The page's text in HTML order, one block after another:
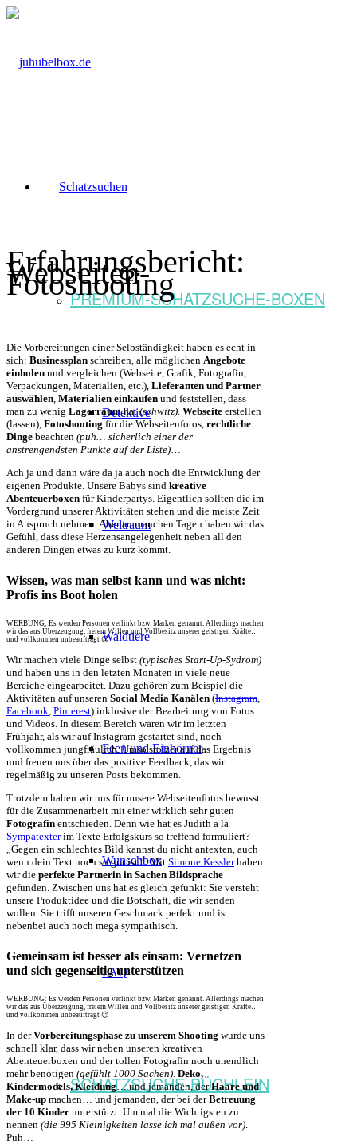
Schatzsuchen
PREMIUM-SCHATZSUCHE-BOXEN
Detektive
Weltraum
Waldtiere
Feen und Einhörner
Wunschbox
FAQ
SCHATZSUCHE-BÜCHLEIN
Erfahrungsbericht:
Webseiten-
Fotoshooting
Die Vorbereitungen einer Selbständigkeit haben es echt in
sich: Businessplan schreiben, alle möglichen Angebote
einholen und vergleichen (Webseite, Grafik, Fotografin,
Verpackungen, Materialien, etc.), Lieferanten und Partner
auswählen, Materialien einkaufen und feststellen, dass
man zu wenig Lagerraumhat(schwitz). Webseite erstellen
(lassen), Fotoshooting für die Webseitenfotos, rechtliche
Dinge beachten (puh… sicherlich einer der
anstrengendsten Punkte auf der Liste)…
Ach ja und dann wäre da ja auch noch die Entwicklung der
eigenen Produkte. Unsere Babys sind kreative
Abenteuerboxen für Kinderpartys. Eigentlich sollten die im
Vordergrund unserer Aktivitäten stehen und die meiste Zeit
in Anspruch nehmen. Aber an manchen Tagen haben wir das
Gefühl, dass diese Herzensangelegenheit neben all den
anderen Dingen etwas zu kurz kommt.
Wissen, was man selbst kann und was nicht:
Profis ins Boot holen
WERBUNG: Es werden Personen verlinkt bzw. Marken genannt. Allerdings machen
wir das aus Überzeugung, freiem Willen und Vollbesitz unserer geistigen Kräfte…
und vollkommen unbeauftragt 😉
Wir machen viele Dinge selbst (typisches Start-Up-Sydrom)
und haben uns in den letzten Monaten in viele neue
Bereiche eingearbeitet. Dazu gehören zum Beispiel die
Aktivitäten auf unseren Social Media Kanälen (Instagram
Facebook Pinterest) inklusive der Bearbeitung von Fotos
und Videos. In diesem Bereich waren wir im letzten
Frühjahr, als wir auf Instagram gestartet sind, noch
vollkommen jungfräulich. Umso stolzer auf das Ergebnis
und freuen uns über das positive Feedback, das wir
regelmäßig zu unseren Posts bekommen.
Trotzdem haben wir uns für unsere Webseitenfotos bewusst
für die Zusammenarbeit mit einer wirklich sehr guten
Fotografin entschieden. Denn wie hat es Judith a la
Sympatexterim Texte Erfolgskurs so treffend formuliert?
„Gegen ein schlechtes Bild kannst du nicht antexten, auch
wenn dein Text noch so gut ist.“. Mit Simone Kesslerhaben
wir die perfekte Partnerin in Sachen Bildsprache
gefunden. Zwischen uns hat es gleich gefunkt: Sie versteht
unsere Produktidee und die Botschaft, die wir senden
wollen. Sie trifft unseren Geschmack perfekt und ist
nebenbei auch noch mega sympathisch.
Gemeinsam ist besser als einsam: Vernetzen
und sich gegenseitig unterstützen
WERBUNG: Es werden Personen verlinkt bzw. Marken genannt. Allerdings machen
wir das aus Überzeugung, freiem Willen und Vollbesitz unserer geistigen Kräfte…
und vollkommen unbeauftragt 😉
In derVorbereitungsphase zu unserem Shooting wurde uns
schnell klar, dass wir neben unseren kreativen
Abenteuerboxen und der tollen Fotografin noch unendlich
mehr benötigen (gefühlt 1000 Sachen). Deko,
Kindermodels, Kleidung… und jemanden, derHaare und
Make-up machen… und jemanden, der bei derBetreuung
der 10 Kinder unterstützt. Um mal die Wichtigsten zu
nennen (die 995 Kleinigkeiten lasse ich mal außen vor).
Puh…